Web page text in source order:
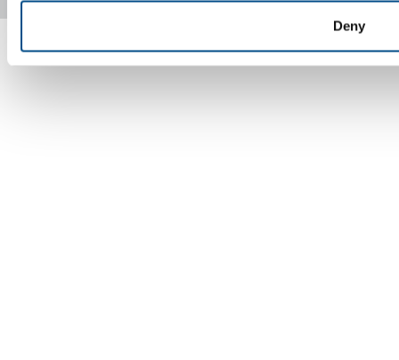
Deny
Copyright © 2026 - SOL Nederland B.V. NL007127443B01